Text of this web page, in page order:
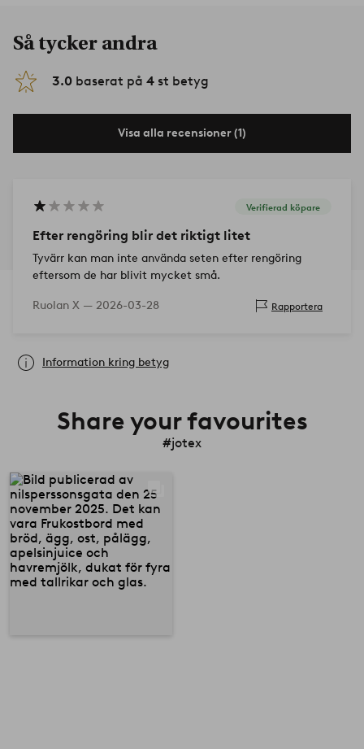
Så tycker andra
3.0 baserat på 4 st betyg
Visa alla recensioner (1)
Verifierad köpare
Efter rengöring blir det riktigt litet
Tyvärr kan man inte använda seten efter rengöring
eftersom de har blivit mycket små.
Ruolan X — 2026-03-28 Rapportera
Information kring betyg
Share your favourites
#jotex